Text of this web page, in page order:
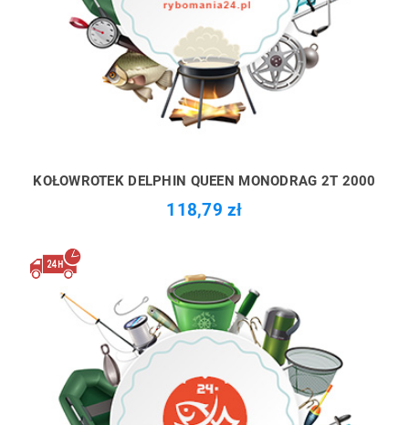
KOŁOWROTEK DELPHIN QUEEN MONODRAG 2T 2000
118,79 zł